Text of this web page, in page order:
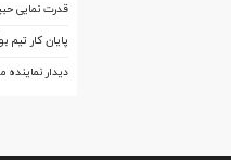
قدرت
آستانه
پایان کار
قزاقستان
دیدار